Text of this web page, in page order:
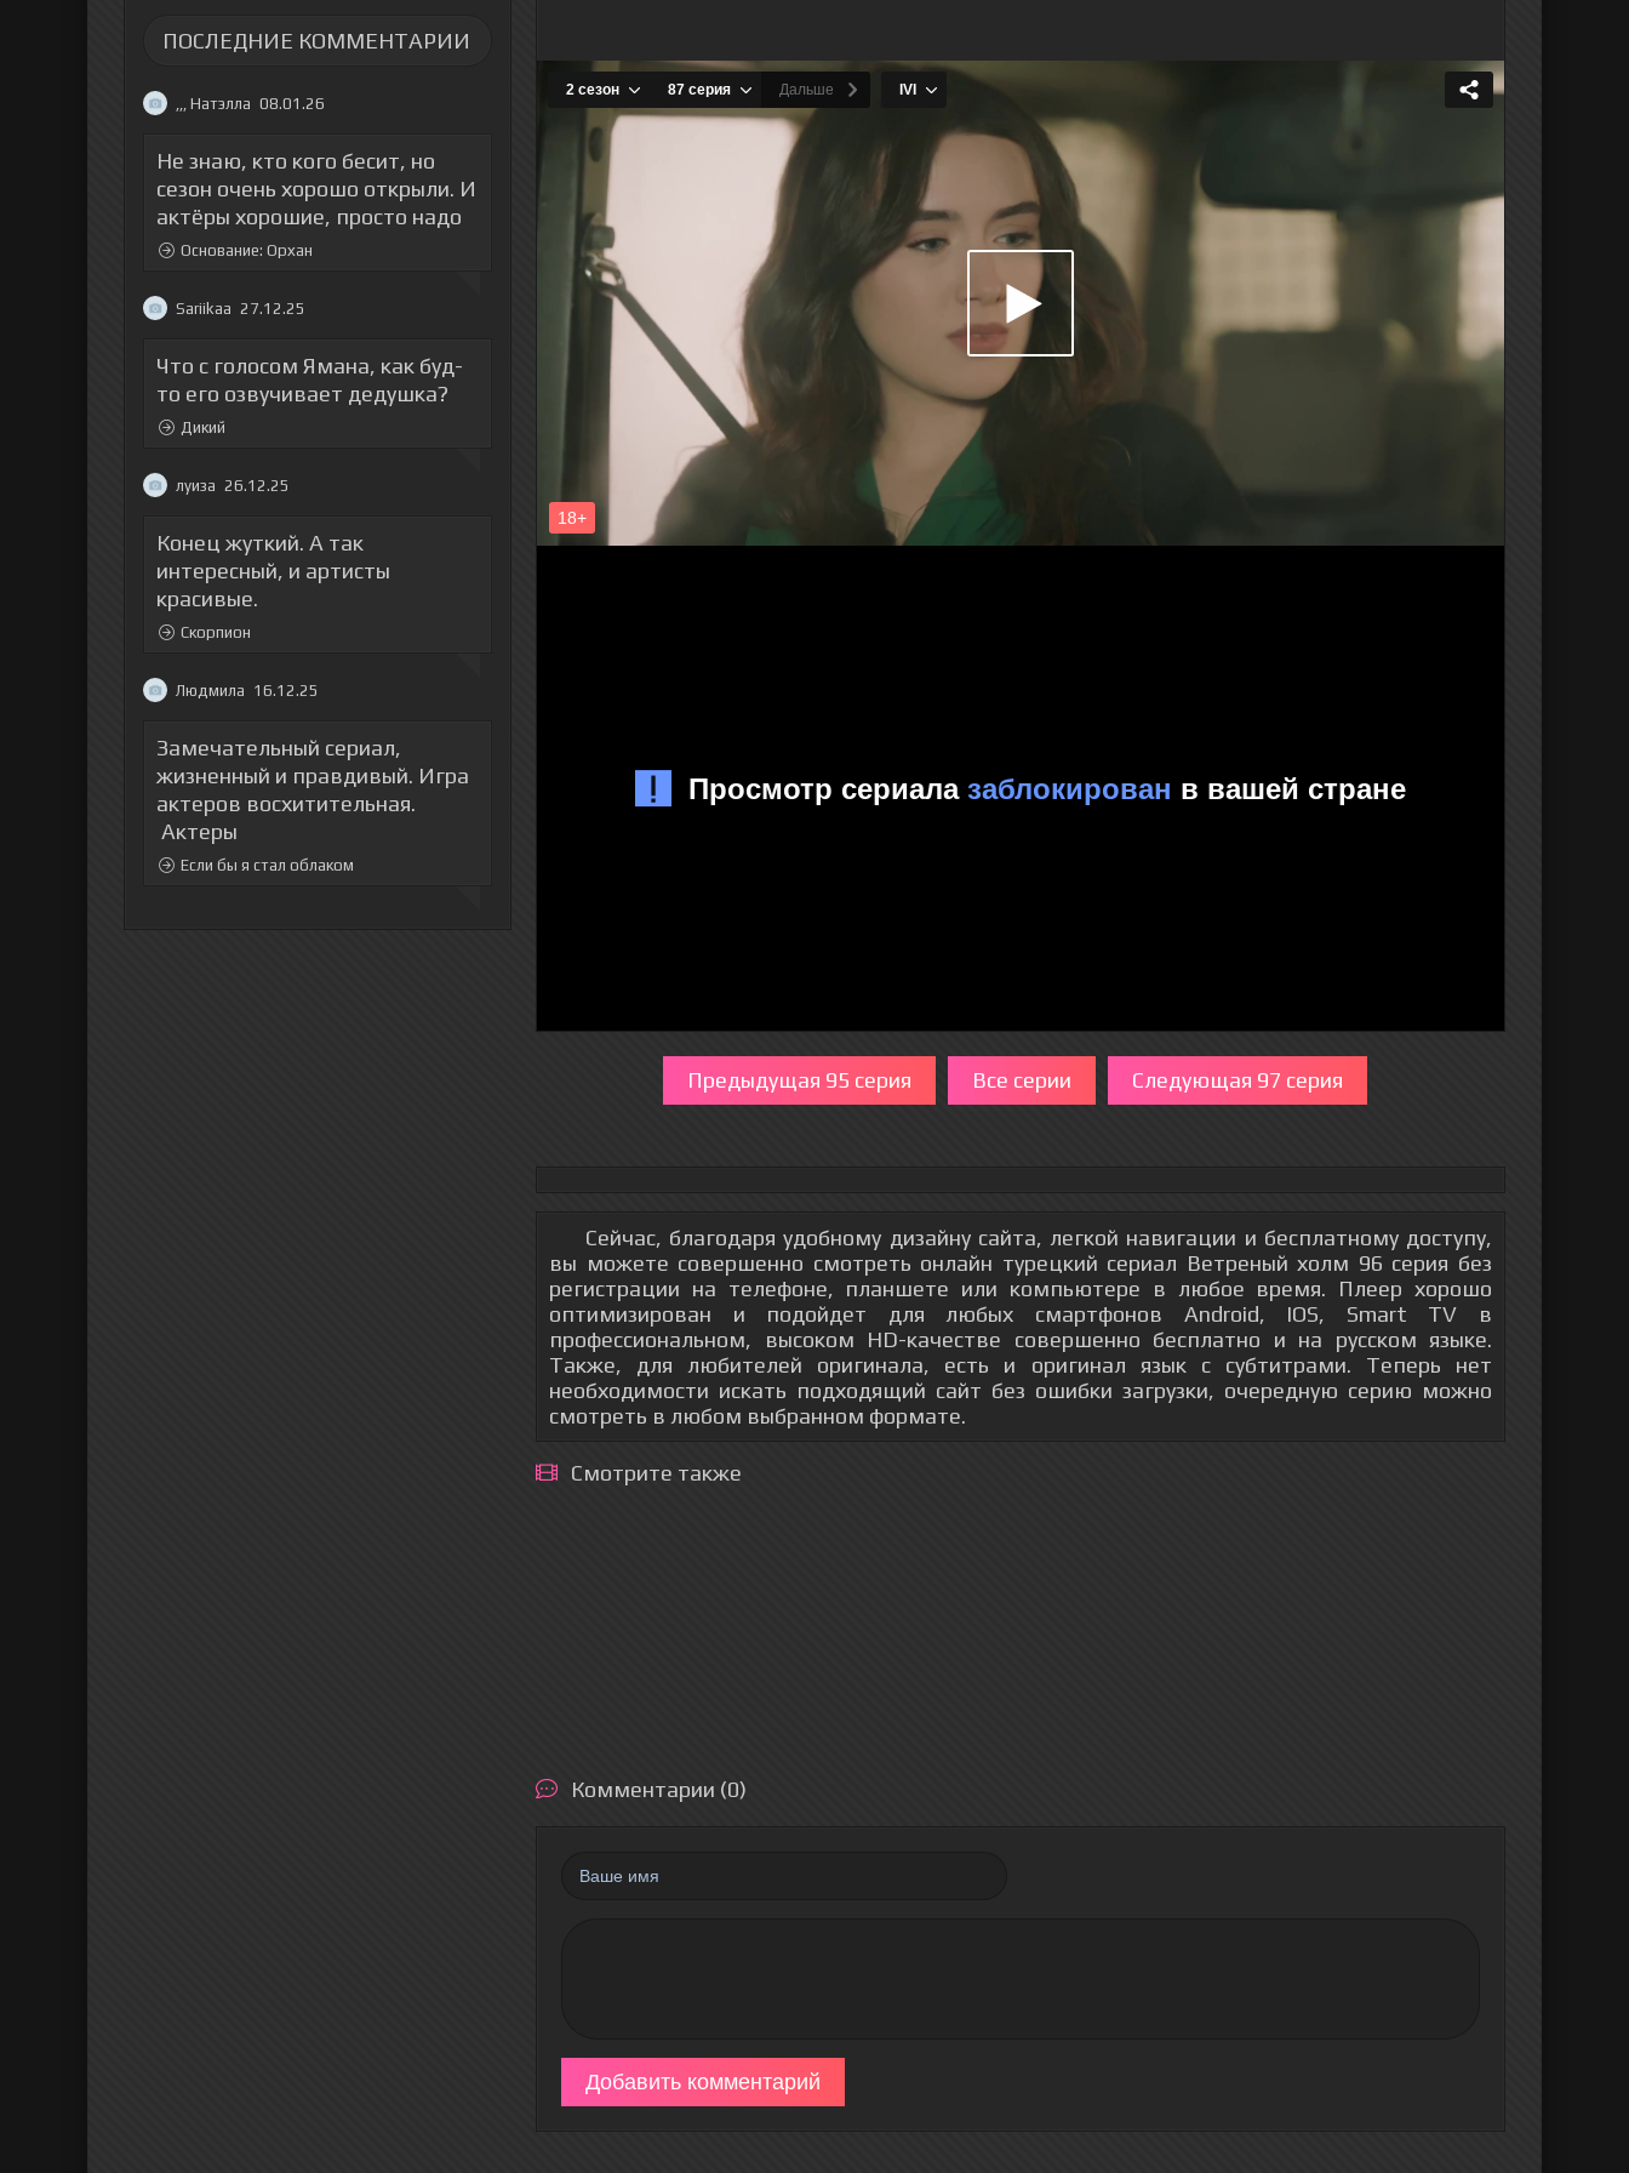
ПОСЛЕДНИЕ КОММЕНТАРИИ
,,, Натэлла 08.01.26
Не знаю, кто кого бесит, но
сезон очень хорошо открыли. И
актёры хорошие, просто надо
Основание: Орхан
Sariikaa 27.12.25
Что с голосом Ямана, как буд-
то его озвучивает дедушка?
Дикий
луиза 26.12.25
Конец жуткий. А так
интересный, и артисты
красивые.
Скорпион
Людмила 16.12.25
Замечательный сериал,
жизненный и правдивый. Игра
актеров восхитительная.
Актеры
Если бы я стал облаком
Предыдущая 95 серия Все серии Следующая 97 серия
Сейчас, благодаря удобному дизайну сайта, легкой навигации и бесплатному доступу,
вы можете совершенно смотреть онлайн турецкий сериал Ветреный холм 96 серия без
регистрации на телефоне, планшете или компьютере в любое время. Плеер хорошо
оптимизирован и подойдет для любых смартфонов Android, IOS, Smart TV в
профессиональном, высоком HD-качестве совершенно бесплатно и на русском языке.
Также, для любителей оригинала, есть и оригинал язык с субтитрами. Теперь нет
необходимости искать подходящий сайт без ошибки загрузки, очередную серию можно
смотреть в любом выбранном формате.
Смотрите также
Комментарии (0)
Добавить комментарий